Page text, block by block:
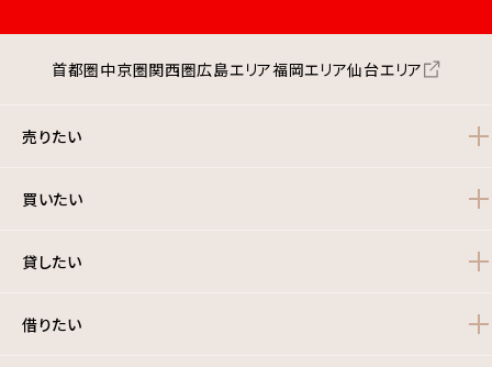
首都圏中京圏関西圏広島エリア福岡エリア仙台エリア
売りたい
買いたい
貸したい
借りたい